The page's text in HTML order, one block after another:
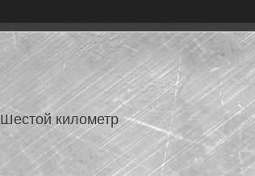
Шестой километр